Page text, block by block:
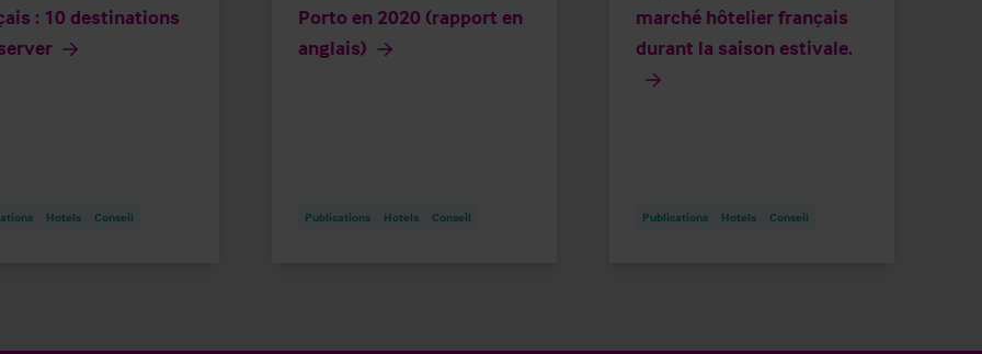
: 10 destinations
Hotels Conseil
Porto en 2020 (rapport en
anglais)
Publications Hotels Conseil
marché hôtelier français
durant la saison estivale.
Publications Hotels Conseil